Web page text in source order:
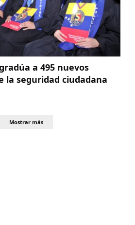
a 495 nuevos
la seguridad ciudadana
Mostrar más